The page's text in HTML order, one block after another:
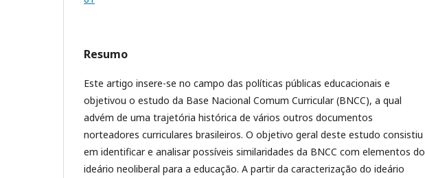
Resumo
Este artigo insere-se no campo das políticas públicas educacionais e
objetivou o estudo da Base Nacional Comum Curricular (BNCC), a qual
advém de uma trajetória histórica de vários outros documentos
norteadores curriculares brasileiros. O objetivo geral deste estudo consistiu
em identificar e analisar possíveis similaridades da BNCC com elementos do
ideário neoliberal para a educação. A partir da caracterização do ideário